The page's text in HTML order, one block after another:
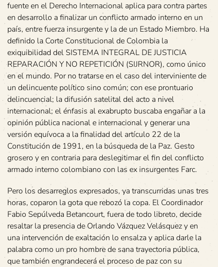
fuente en el Derecho Internacional aplica para contra partes
en desarrollo a finalizar un conflicto armado interno en un
país, entre fuerza insurgente y la de un Estado Miembro. Ha
definido la Corte Constitucional de Colombia la
exiquibilidad del SISTEMA INTEGRAL DE JUSTICIA
REPARACIÓN Y NO REPETICIÓN (SIJRNOR), como único
en el mundo. Por no tratarse en el caso del interviniente de
un delincuente político sino común; con ese prontuario
delincuencial; la difusión satelital del acto a nivel
internacional; el énfasis al exabrupto buscaba engañar a la
opinión pública nacional e internacional y generar una
versión equívoca a la finalidad del artículo 22 de la
Constitución de 1991, en la búsqueda de la Paz. Gesto
grosero y en contraria para deslegitimar el fin del conflicto
armado interno colombiano con las ex insurgentes Farc.
Pero los desarreglos expresados, ya transcurridas unas tres
horas, coparon la gota que rebozó la copa. El Coordinador
Fabio Sepúlveda Betancourt, fuera de todo libreto, decide
resaltar la presencia de Orlando Vázquez Velásquez y en
una intervención de exaltación lo ensalza y aplica darle la
palabra como un pro hombre de sana trayectoria pública,
que también engrandecerá el proceso de paz con su